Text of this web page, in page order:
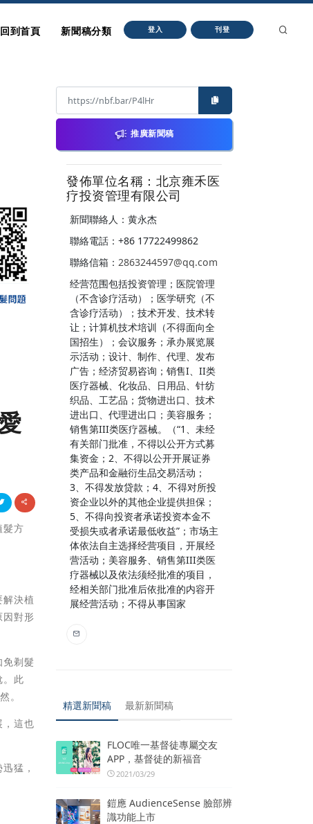
回到首頁 新聞稿分類 登入 刊登
髮方
解決植
因對形
剃髮
。此
。
，這也
猛，
推廣新聞稿
發佈單位名稱：北京雍禾医
疗投资管理有限公司
新聞聯絡人：黄永杰
聯絡電話：+86 17722499862
聯絡信箱： 2863244597@qq.com
经营范围包括投资管理；医院管理
（不含诊疗活动）；医学研究（不
含诊疗活动）；技术开发、技术转
让；计算机技术培训（不得面向全
国招生）；会议服务；承办展览展
示活动；设计、制作、代理、发布
广告；经济贸易咨询；销售I、II类
医疗器械、化妆品、日用品、针纺
织品、工艺品；货物进出口、技术
进出口、代理进出口；美容服务；
销售第III类医疗器械。（“1、未经
有关部门批准，不得以公开方式募
集资金；2、不得以公开开展证券
类产品和金融衍生品交易活动；
3、不得发放贷款；4、不得对所投
资企业以外的其他企业提供担保；
5、不得向投资者承诺投资本金不
受损失或者承诺最低收益”；市场主
体依法自主选择经营项目，开展经
营活动；美容服务、销售第III类医
疗器械以及依法须经批准的项目，
经相关部门批准后依批准的内容开
展经营活动；不得从事国家
精選新聞稿 最新新聞稿
FLOC唯一基督徒專屬交友
APP，基督徒的新福音
2021/03/29
鎧應 AudienceSense 臉部辨
識功能上市